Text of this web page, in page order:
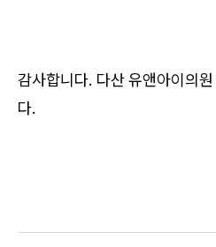
감사합니다. 다산 유앤아이의
다.